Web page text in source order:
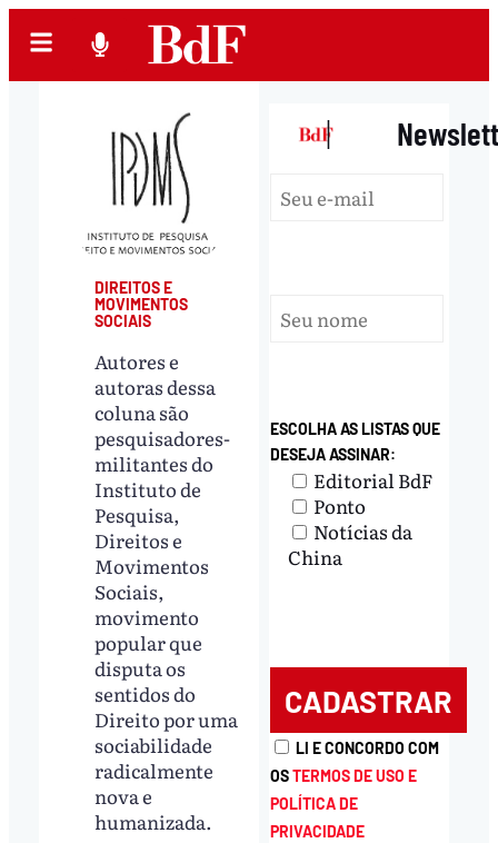
DIREITOS E
MOVIMENTOS
SOCIAIS
Autores e
autoras dessa
coluna são
pesquisadores-
militantes do
Instituto de
Pesquisa,
Direitos e
Movimentos
Sociais,
movimento
popular que
disputa os
sentidos do
Direito por uma
sociabilidade
radicalmente
nova e
humanizada.
|
ESCOLHA AS LISTAS QUE
DESEJA ASSINAR:
Editorial BdF
Ponto
Notícias da
China
LI E CONCORDO COM
OSTERMOS DE USO E
POLÍTICA DE
PRIVACIDADE